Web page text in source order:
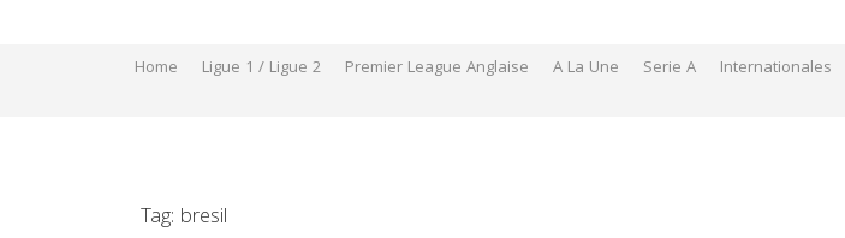
Home Ligue 1 / Ligue 2 Premier League Anglaise A La Une Serie A Internationales
Tag: bresil